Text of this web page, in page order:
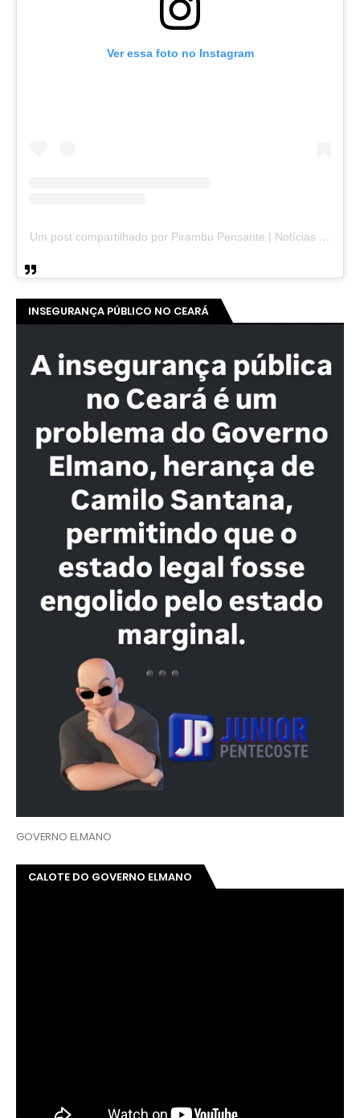
Ver essa foto no Instagram
Um post compartilhado por Pirambu Pensante | Notícias & Entretenimento (@pirambupensante)
INSEGURANÇA PÚBLICO NO CEARÁ
GOVERNO ELMANO
CALOTE DO GOVERNO ELMANO